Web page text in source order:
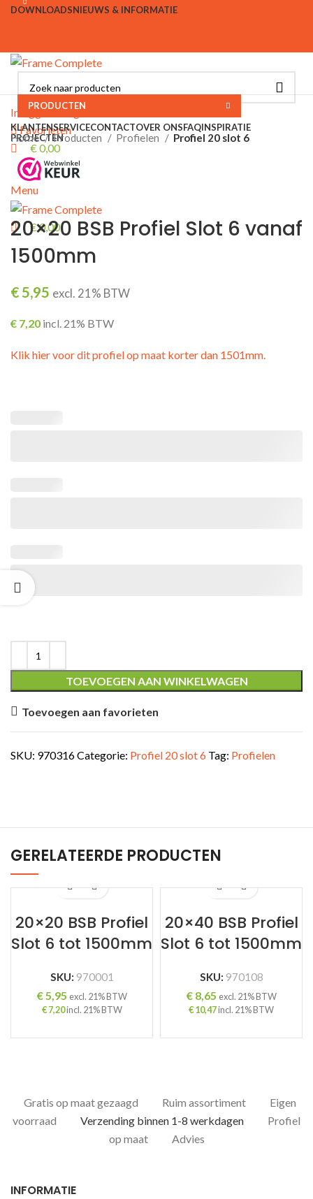
DOWNLOADSNIEUWS & INFORMATIE
Inloggen / Registreren
Favorieten
0
€0,00
Menu
0
€0,00
PRODUCTEN
KLANTENSERVICECONTACTOVER ONSFAQINSPIRATIE
PROJECTEN
Home Producten Profielen Profiel 20 slot 6
20×20 BSB Profiel Slot 6 vanaf
1500mm
€5,95 excl. 21% BTW
€ 7,20 incl. 21% BTW
Klik hier voor dit profiel op maat korter dan 1501mm.
TOEVOEGEN AAN WINKELWAGEN
Toevoegen aan favorieten
SKU: 970316Categorie: Profiel 20 slot 6 Tag: Profielen
GERELATEERDE PRODUCTEN
20×20 BSB Profiel
Slot 6 tot 1500mm
SKU: 970001
€5,95 excl. 21% BTW
€7,20incl. 21% BTW
20×40 BSB Profiel
Slot 6 tot 1500mm
SKU: 970108
€8,65 excl. 21% BTW
€10,47incl. 21% BTW
Gratis op maat gezaagd Ruim assortiment
Eigen
voorraad
Verzending binnen 1-8 werkdagen
Profiel
op maat
Advies
INFORMATIE